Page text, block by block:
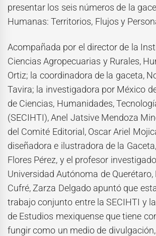
presentar los seis números de la
Humanas: Territorios, Flujos y
Acompañada por el director de la
Ciencias Agropecuarias y Rurales,
Ortiz; la coordinadora de la gaceta,
Tavira; la investigadora por México
de Ciencias, Humanidades,
(SECIHTI), Anel Jatsive Mendoza
del Comité Editorial, Oscar Ariel
diseñadora e ilustradora de la
Flores Pérez, y el profesor
Universidad Autónoma de Querétaro,
Cufré, Zarza Delgado apuntó que
trabajo conjunto entre la SECIHTI y
de Estudios mexiquense que tiene
fungir como un medio de